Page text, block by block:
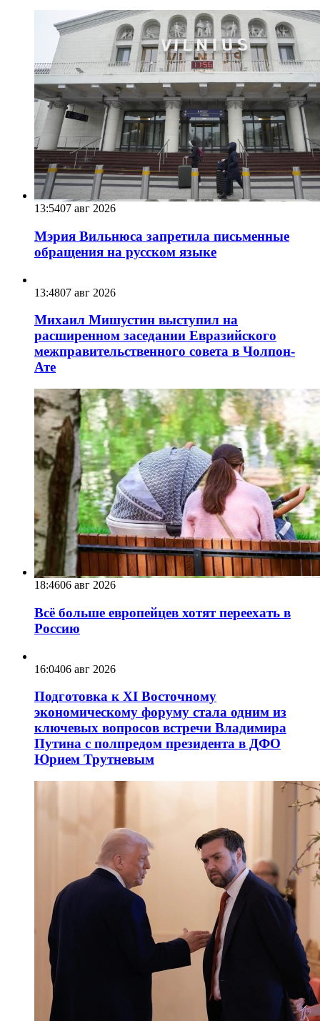
13:5407 авг 2026
Мэрия Вильнюса запретила письменные
обращения на русском языке
13:4807 авг 2026
Михаил Мишустин выступил на
расширенном заседании Евразийского
межправительственного совета в Чолпон-
Ате
18:4606 авг 2026
Всё больше европейцев хотят переехать в
Россию
16:0406 авг 2026
Подготовка к XI Восточному
экономическому форуму стала одним из
ключевых вопросов встречи Владимира
Путина с полпредом президента в ДФО
Юрием Трутневым